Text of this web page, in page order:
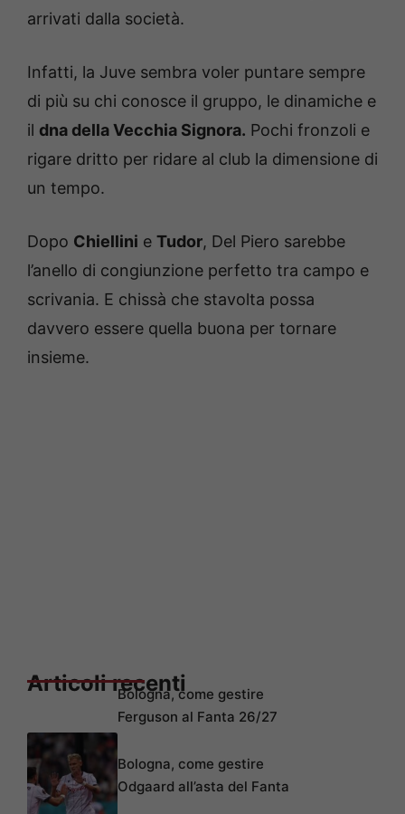
arrivati dalla società.
Infatti, la Juve sembra voler puntare sempre
di più su chi conosce il gruppo, le dinamiche e
il dna della Vecchia Signora. Pochi fronzoli e
rigare dritto per ridare al club la dimensione di
un tempo.
Dopo Chiellini e Tudor, Del Piero sarebbe
l’anello di congiunzione perfetto tra campo e
scrivania. E chissà che stavolta possa
davvero essere quella buona per tornare
insieme.
Articoli recentiBologna, come gestire
Ferguson al Fanta 26/27
Bologna, come gestire
Odgaard all’asta del Fanta